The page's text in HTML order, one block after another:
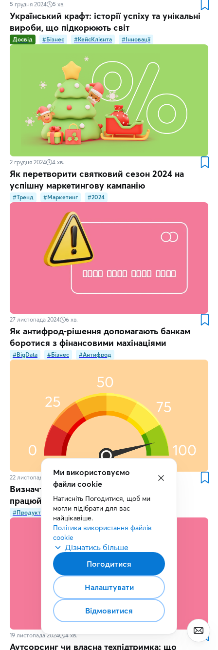
5 грудня 2024 5 хв.
Український крафт: історії успіху та унікальні
вироби, що підкорюють світ
Досвід #Бізнес #КейсКлієнта #Інновації
2 грудня 2024 4 хв.
Як перетворити святковий сезон 2024 на
успішну маркетингову кампанію
#Тренд #Маркетинг #2024
27 листопада 2024 6 хв.
Як антифрод-рішення допомагають банкам
боротися з фінансовими махінаціями
#BigData #Бізнес #Антифрод
22 листопада 2024 4 хв.
Визначте свій стиль продуктивності та
працюйте на максимум
#Продуктивність #Менеджмент #Навички
19 листопада 2024 4 хв.
Аутсорсинг чи власна техпідтримка: що
Ми використовуємо
файли cookie
Натисніть Погодитися, щоб ми
могли підібрати для вас
найцікавіше.
Політика використання файлів
cookie
Дізнатись більше
Погодитися
Налаштувати
Відмовитися